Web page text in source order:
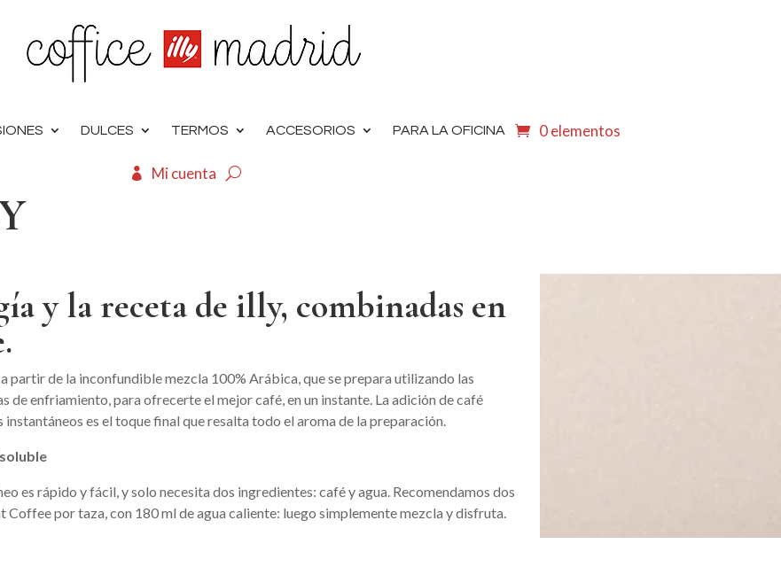
DULCES TERMOS ACCESORIOS PARA LA OFICINA 0 elementos
Mi cuenta
y la receta de illy, combinadas en
partir de la inconfundible mezcla 100% Arábica, que se prepara utilizando las
de enfriamiento, para ofrecerte el mejor café, en un instante. La adición de café
es el toque final que resalta todo el aroma de la preparación.
es rápido y fácil, y solo necesita dos ingredientes: café y agua. Recomendamos dos
Coffee por taza, con 180 ml de agua caliente: luego simplemente mezcla y disfruta.